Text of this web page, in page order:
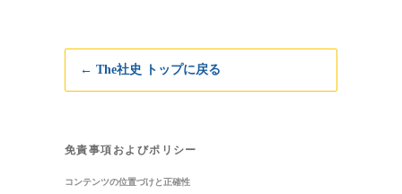
← The社史 トップに戻る
免責事項およびポリシー
コンテンツの位置づけと正確性